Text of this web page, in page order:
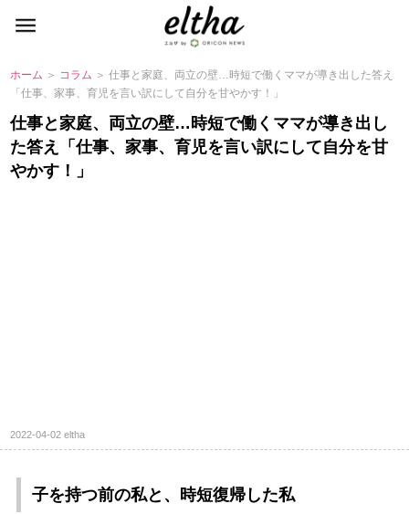
ホーム ＞ コラム ＞ 仕事と家庭、両立の壁…時短で働くママが導き出した答え
「仕事、家事、育児を言い訳にして自分を甘やかす！」
仕事と家庭、両立の壁…時短で働くママが導き出し
た答え「仕事、家事、育児を言い訳にして自分を甘
かす！」
2022-04-02eltha
子を持つ前の私と、時短復帰した私